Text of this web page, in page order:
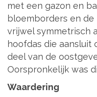
met een gazon en
bloemborders en de
vrijwel symmetrisch
hoofdas die
deel van de
Oorspronkelijk was
Waardering